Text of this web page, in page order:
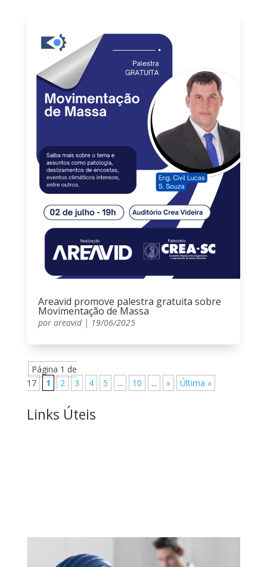
Areavid promove palestra gratuita sobre
Movimentação de Massa
por areavid| 19/06/2025
Página 1 de
17
1 2 3 4 5 ... 10 ... » Última »
Links Úteis